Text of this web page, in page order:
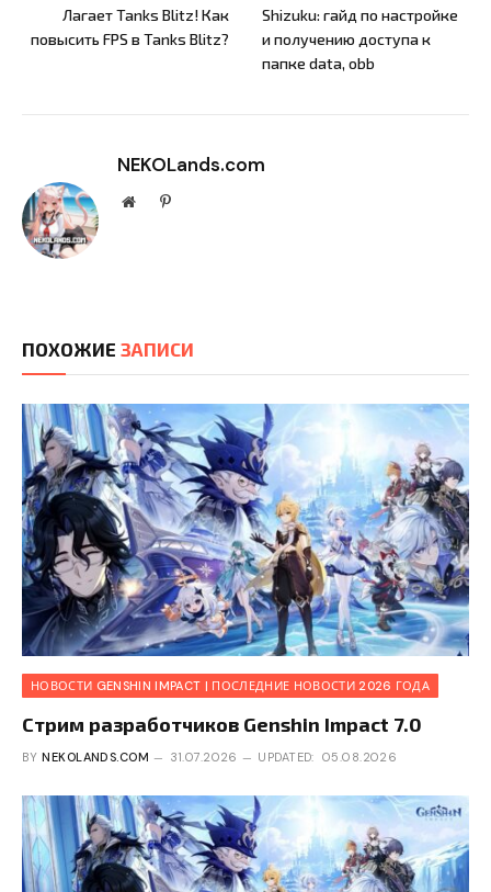
Лагает Tanks Blitz! Как
повысить FPS в Tanks Blitz?
Shizuku: гайд по настройке
и получению доступа к
папке data, obb
NEKOLands.com
WebsitePinterest
ПОХОЖИЕ ЗАПИСИ
НОВОСТИ GENSHIN IMPACT | ПОСЛЕДНИЕ НОВОСТИ 2026 ГОДА
Стрим разработчиков Genshin Impact 7.0
BY NEKOLANDS.COM 31.07.2026 UPDATED: 05.08.2026